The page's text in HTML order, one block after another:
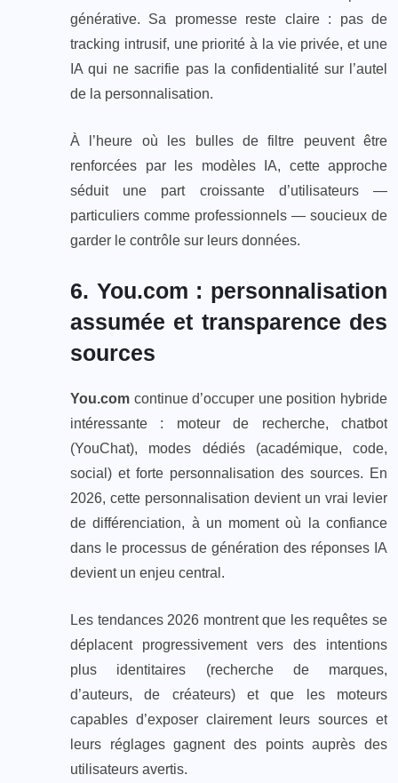
générative. Sa promesse reste claire : pas de
tracking intrusif, une priorité à la vie privée, et une
IA qui ne sacrifie pas la confidentialité sur l’autel
de la personnalisation.
À l’heure où les bulles de filtre peuvent être
renforcées par les modèles IA, cette approche
séduit une part croissante d’utilisateurs —
particuliers comme professionnels — soucieux de
garder le contrôle sur leurs données.
6. You.com : personnalisation
assumée et transparence des
sources
You.com continue d’occuper une position hybride
intéressante : moteur de recherche, chatbot
(YouChat), modes dédiés (académique, code,
social) et forte personnalisation des sources. En
2026, cette personnalisation devient un vrai levier
de différenciation, à un moment où la confiance
dans le processus de génération des réponses IA
devient un enjeu central.
Les tendances 2026 montrent que les requêtes se
déplacent progressivement vers des intentions
plus identitaires (recherche de marques,
d’auteurs, de créateurs) et que les moteurs
capables d’exposer clairement leurs sources et
leurs réglages gagnent des points auprès des
utilisateurs avertis.